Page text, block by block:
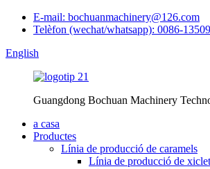
E-mail: bochuanmachinery@126.com
Telèfon (wechat/whatsapp): 0086-
English
Guangdong Bochuan Machinery
a casa
Productes
Línia de producció de caramels
Línia de producció de